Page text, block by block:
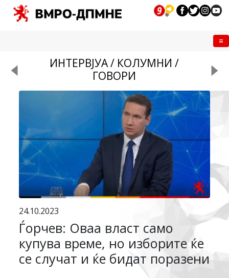
ИНТЕРВЈУА / КОЛУМНИ /
ГОВОРИ
24.10.2023
Ѓорчев: Оваа власт само
купува време, но изборите ќе
се случат и ќе бидат поразени